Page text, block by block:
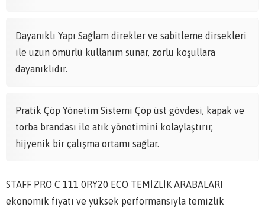
Dayanıklı Yapı Sağlam direkler ve sabitleme dirsekleri
ile uzun ömürlü kullanım sunar, zorlu koşullara
dayanıklıdır.
Pratik Çöp Yönetim Sistemi Çöp üst gövdesi, kapak ve
torba brandası ile atık yönetimini kolaylaştırır,
hijyenik bir çalışma ortamı sağlar.
STAFF PRO C 111 0RY20 ECO TEMİZLİK ARABALARI
ekonomik fiyatı ve yüksek performansıyla temizlik